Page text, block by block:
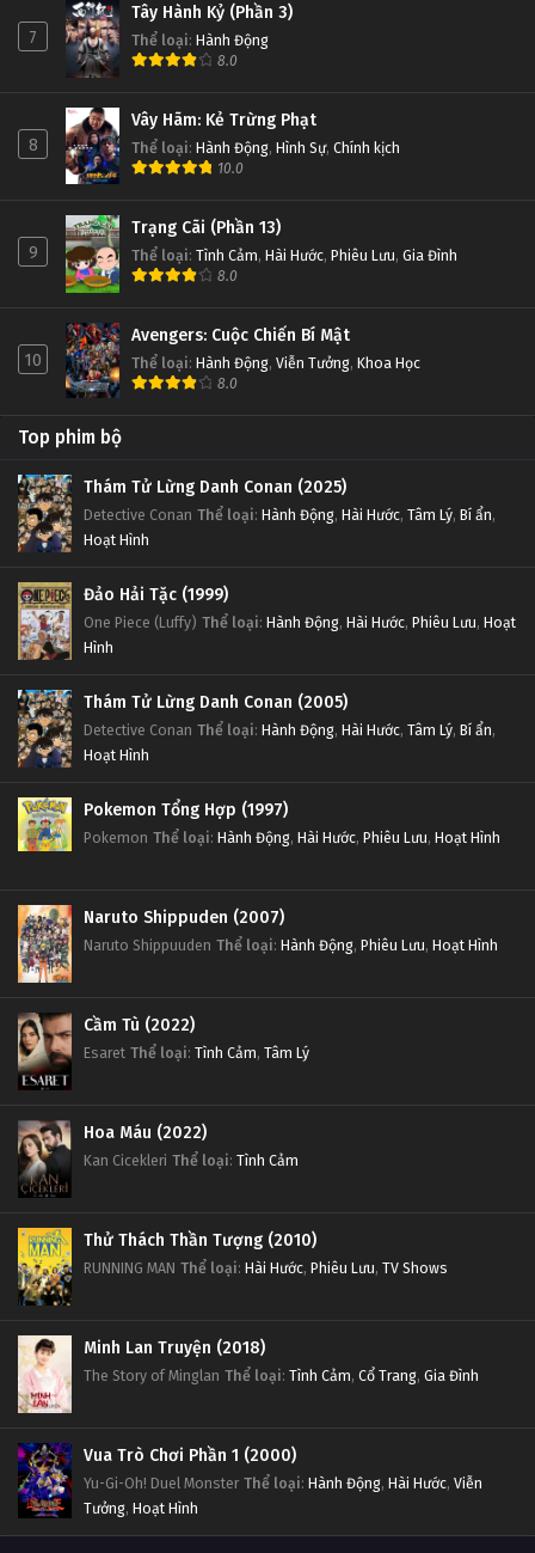
7
Tây Hành Kỷ (Phần 3)
Thể loại: Hành Động
8.0
8
Vây Hãm: Kẻ Trừng Phạt
Thể loại: Hành Động, Hình Sự, Chính kịch
10.0
9
Trạng Cãi (Phần 13)
Thể loại: Tình Cảm, Hài Hước, Phiêu Lưu, Gia Đình
8.0
10
Avengers: Cuộc Chiến Bí Mật
Thể loại: Hành Động, Viễn Tưởng, Khoa Học
8.0
Top phim bộ
Thám Tử Lừng Danh Conan (2025)
Detective Conan Thể loại: Hành Động, Hài Hước, Tâm Lý, Bí ẩn,
Hoạt Hình
Đảo Hải Tặc (1999)
One Piece (Luffy) Thể loại: Hành Động, Hài Hước, Phiêu Lưu, Hoạt
Hình
Thám Tử Lừng Danh Conan (2005)
Detective Conan Thể loại: Hành Động, Hài Hước, Tâm Lý, Bí ẩn,
Hoạt Hình
Pokemon Tổng Hợp (1997)
Pokemon Thể loại: Hành Động, Hài Hước, Phiêu Lưu, Hoạt Hình
Naruto Shippuden (2007)
Naruto Shippuuden Thể loại: Hành Động, Phiêu Lưu, Hoạt Hình
Cầm Tù (2022)
Esaret Thể loại: Tình Cảm, Tâm Lý
Hoa Máu (2022)
Kan Cicekleri Thể loại: Tình Cảm
Thử Thách Thần Tượng (2010)
RUNNING MAN Thể loại: Hài Hước, Phiêu Lưu, TV Shows
Minh Lan Truyện (2018)
The Story of Minglan Thể loại: Tình Cảm, Cổ Trang, Gia Đình
Vua Trò Chơi Phần 1 (2000)
Yu-Gi-Oh! Duel Monster Thể loại: Hành Động, Hài Hước, Viễn
Tưởng, Hoạt Hình